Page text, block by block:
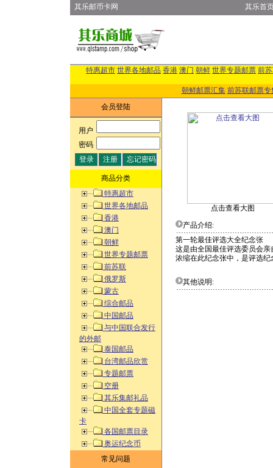
其乐邮币卡网 其乐首
特惠超市 世界各地邮品 香港 澳门 朝鲜 世界专题邮票 前
朝鲜邮票汇集 前苏联邮票专
会员登陆
用户:
密码:
商品分类
特惠超市
世界各地邮品
香港
澳门
朝鲜
世界专题邮票
前苏联
俄罗斯
蒙古
综合邮品
中国邮品
与中国联合发行
的外邮
泰国邮品
台湾邮品欣赏
专题邮票
空册
其乐集邮礼品
中国全套专题磁
卡
各国邮票目录
奥运纪念币
常见问题
点击查看大图
产品介绍:
第一轮最佳评选大全纪念张
这是由全国最佳评选委员会
浓缩在此纪念张中，是评选
其他说明: